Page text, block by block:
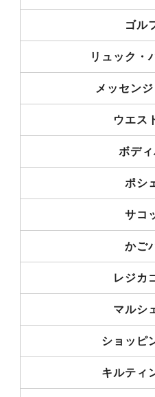
ゴル
リュック・
メッセン
ウエス
ボデ
ポシ
サコ
かご
レジカ
マルシ
ショッピ
キルティ